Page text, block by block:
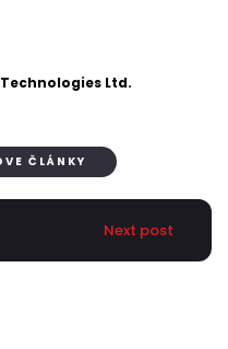
Ltd.
ČLÁNKY
Next post